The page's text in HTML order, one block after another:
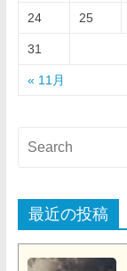
« 11月
24 25
31
最近の投稿